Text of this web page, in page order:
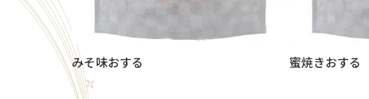
みそ味おする 蜜焼きおする